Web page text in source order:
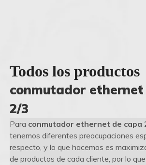
Todos los productos
conmutador
2/3
Para conmutador ethernet de capa
tenemos diferentes preocupaciones
respecto, y lo que hacemos es
de productos de cada cliente, por lo